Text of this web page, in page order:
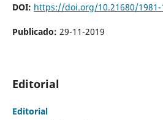
DOI: https://doi.org/10.21680/1981-
Publicado: 29-11-2019
Editorial
Editorial